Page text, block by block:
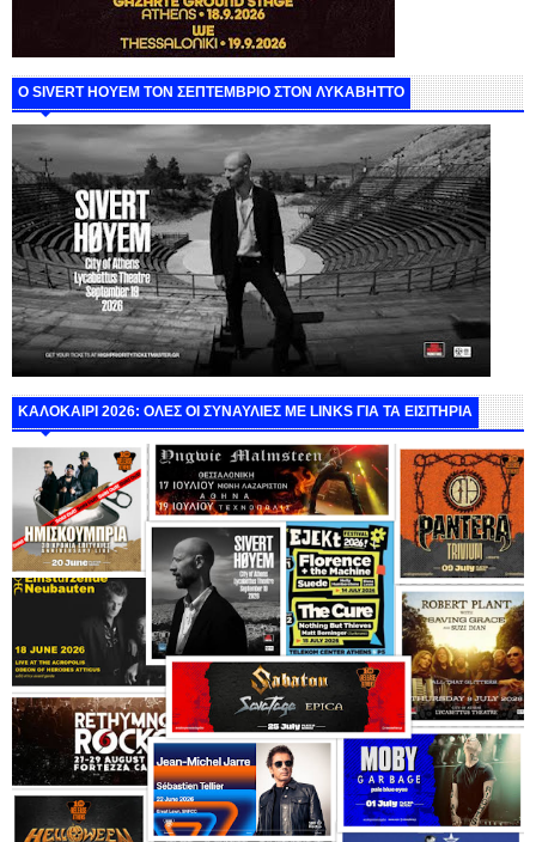
Ο SIVERT HOYEM ΤΟΝ ΣΕΠΤΕΜΒΡΙΟ ΣΤΟΝ ΛΥΚΑΒΗΤΤΟ
ΚΑΛΟΚΑΙΡΙ 2026: ΟΛΕΣ ΟΙ ΣΥΝΑΥΛΙΕΣ ΜΕ LINKS ΓΙΑ ΤΑ ΕΙΣΙΤΗΡΙΑ